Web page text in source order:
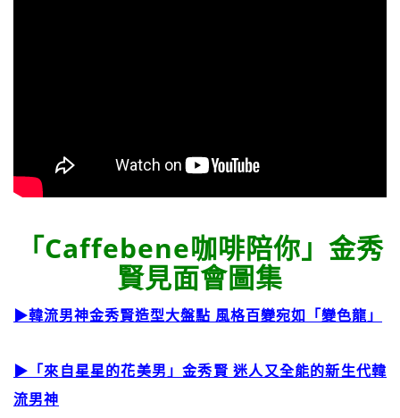
「Caffebene咖啡陪你」金秀
賢見面會圖集
▶韓流男神金秀賢造型大盤點 風格百變宛如「變色龍」
▶「來自星星的花美男」金秀賢 迷人又全能的新生代韓
流男神